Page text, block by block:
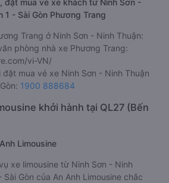
1 - Sài Gòn Phương Trang
Trang ở Ninh Sơn - Ninh Thuận:
phòng nhà xe Phương Trang:
vi-VN/
đặt mua vé xe Ninh Sơn - Ninh Thuận
1900 888684
khởi hành tại QL27 (Bến
Limousine
xe limousine từ Ninh Sơn - Ninh
Sài Gòn của An Anh Limousine chắc